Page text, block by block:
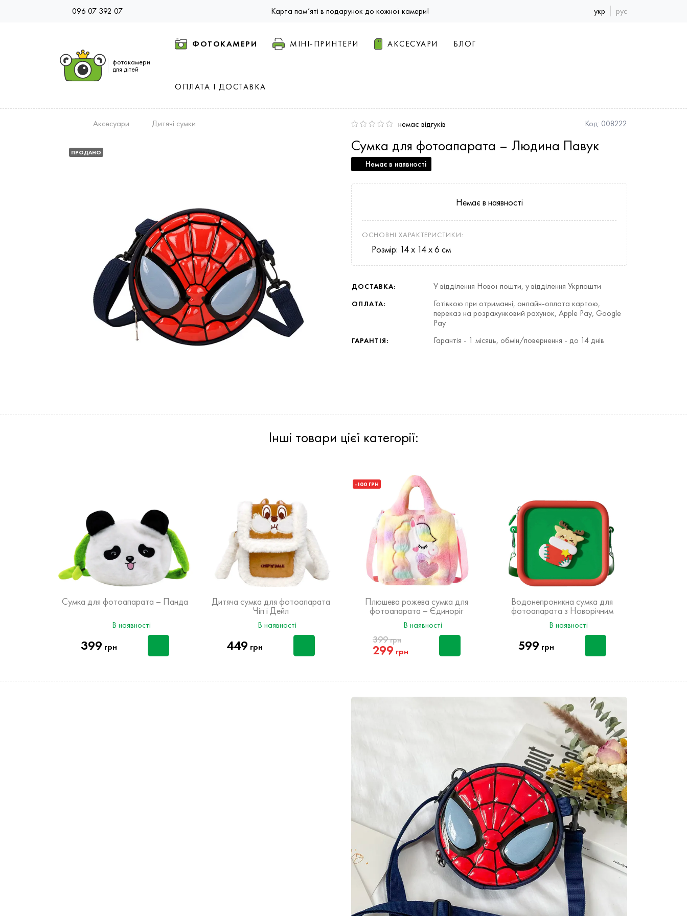
096 07 392 07 Карта пам’яті в подарунок до кожної камери! укр рус
фотокамери
для дітей
ФОТОКАМЕРИ МІНІ-ПРИНТЕРИ АКСЕСУАРИ БЛОГ
ОПЛАТА І ДОСТАВКА
Аксесуари Дитячі сумки немає відгуків Код: 008222
ПРОДАНО Сумка для фотоапарата – Людина Павук
Немає в наявності
Немає в наявності
ОСНОВНІ ХАРАКТЕРИСТИКИ:
Розмір: 14 х 14 x 6 см
ДОСТАВКА: У відділення Нової пошти, у відділення Укрпошти
ОПЛАТА:
Готівкою при отриманні, онлайн-оплата картою,
переказ на розрахунковий рахунок, Apple Pay, Google
Pay
ГАРАНТІЯ: Гарантія - 1 місяць, обмін/повернення - до 14 днів
Інші товари цієї категорії:
Сумка для фотоапарата – Панда
В наявності
399 грн
Дитяча сумка для фотоапарата
Чіп і Дейл
В наявності
449 грн
-100 ГРН
Плюшева рожева сумка для
фотоапарата – Єдиноріг
В наявності
399грн
299 грн
Водонепроникна сумка для
фотоапарата з Новорічним
дизайном
В наявності
599 грн